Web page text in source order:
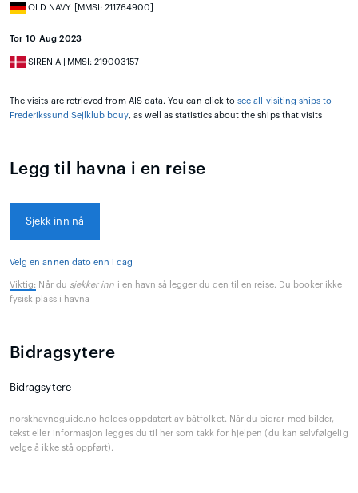
OLD NAVY [MMSI: 211764900]
Tor 10 Aug 2023
SIRENIA [MMSI: 219003157]
The visits are retrieved from AIS data. You can click tosee all visiting ships to
Frederikssund Sejlklub bouy, as well as statistics about the ships that visits
Legg til havna i en reise
Sjekk inn nå
Velg en annen dato enn i dag
Viktig: Når du sjekker inn i en havn så legger du den til en reise. Du booker ikke
fysisk plass i havna
Bidragsytere
Bidragsytere
norskhavneguide.no holdes oppdatert av båtfolket. Når du bidrar med bilder,
tekst eller informasjon legges du til her som takk for hjelpen (du kan selvfølgelig
velge å ikke stå oppført).